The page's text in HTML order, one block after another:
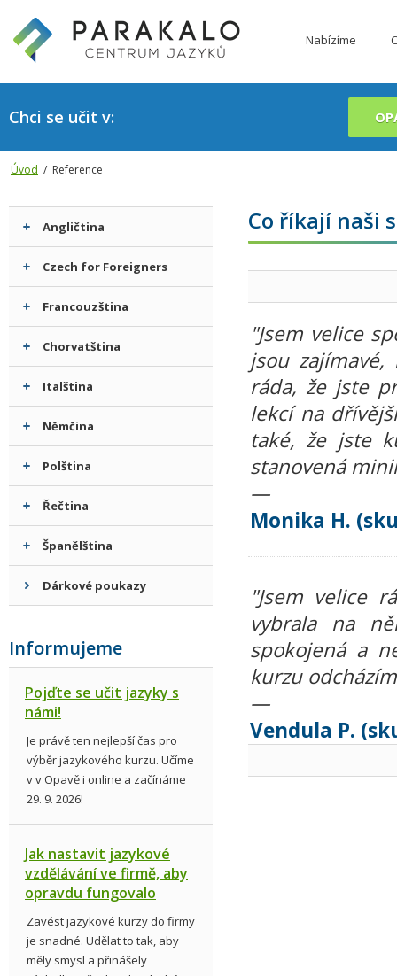
Nabízíme
Chci se učit v:
Úvod / Reference
Angličtina
Czech for Foreigners
Francouzština
Chorvatština
Italština
Němčina
Polština
Řečtina
Španělština
Dárkové poukazy
Informujeme
Pojďte se učit jazyky s
námi!
Je právě ten nejlepší čas pro
výběr jazykového kurzu. Učíme
v v Opavě i online a začínáme
29. 9. 2026!
Jak nastavit jazykové
vzdělávání ve firmě, aby
opravdu fungovalo
Zavést jazykové kurzy do firmy
je snadné. Udělat to tak, aby
měly smysl a přinášely
Co říkají naši
"Jsem velice
jsou
ráda, že jste
lekcí na
také, že jste
stanovená
—
Monika H.
"Jsem velice
vybrala na
spokojená a
kurzu
—
Vendula P.